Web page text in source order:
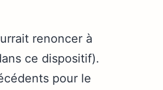
renoncer à
ce dispositif).
pour le